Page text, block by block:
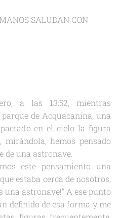
SALUDAN CON
a las 13:52, mientras
de Acquacanina, una
en el cielo la figura
hemos pensado
de una astronave.
este pensamiento una
estaba cerca de nosotros,
una astronave!" A ese punto
definido de esa forma y me